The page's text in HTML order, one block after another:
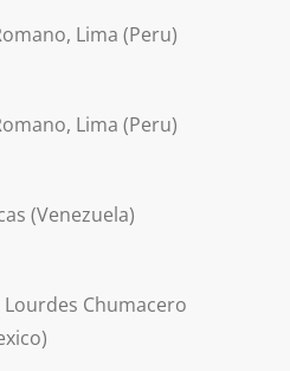
Lima (Peru)
Lima (Peru)
(Venezuela)
Chumacero